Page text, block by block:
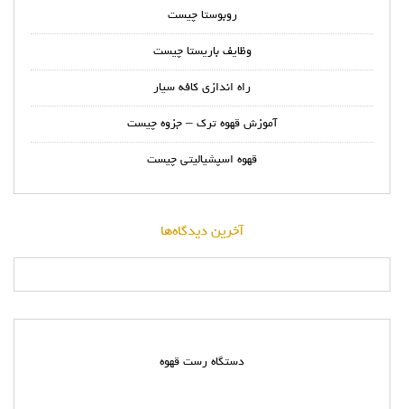
روبوستا چیست
وظایف باریستا چیست
راه اندازی کافه سیار
آموزش قهوه ترک – جزوه چیست
قهوه اسپشیالیتی چیست
آخرین دیدگاه‌ها
دستگاه رست قهوه